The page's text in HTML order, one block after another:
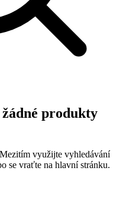
produkty
využijte vyhledávání
se vraťte na hlavní stránku.